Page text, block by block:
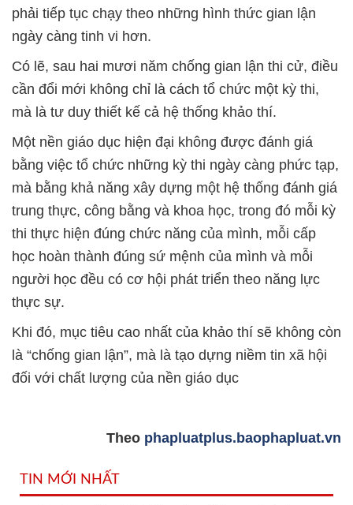
phải tiếp tục chạy theo những hình thức gian lận
ngày càng tinh vi hơn.
Có lẽ, sau hai mươi năm chống gian lận thi cử, điều
cần đổi mới không chỉ là cách tổ chức một kỳ thi,
mà là tư duy thiết kế cả hệ thống khảo thí.
Một nền giáo dục hiện đại không được đánh giá
bằng việc tổ chức những kỳ thi ngày càng phức tạp,
mà bằng khả năng xây dựng một hệ thống đánh giá
trung thực, công bằng và khoa học, trong đó mỗi kỳ
thi thực hiện đúng chức năng của mình, mỗi cấp
học hoàn thành đúng sứ mệnh của mình và mỗi
người học đều có cơ hội phát triển theo năng lực
thực sự.
Khi đó, mục tiêu cao nhất của khảo thí sẽ không còn
là “chống gian lận”, mà là tạo dựng niềm tin xã hội
đối với chất lượng của nền giáo dục
Theo phapluatplus.baophapluat.vn
TIN MỚI NHẤT